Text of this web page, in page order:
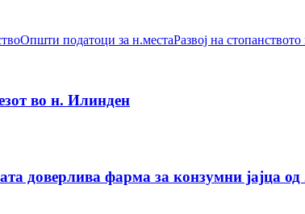
Општи податоци за н.местаРазвој на
во н. Илинден
доверлива фарма за конзумни јајца од